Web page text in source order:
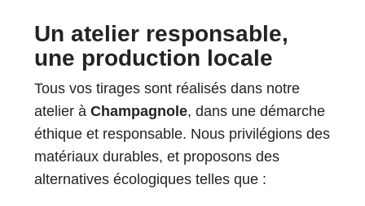
Un atelier responsable,
une production locale
Tous vos tirages sont réalisés dans notre
atelier à Champagnole, dans une démarche
éthique et responsable. Nous privilégions des
matériaux durables, et proposons des
alternatives écologiques telles que :